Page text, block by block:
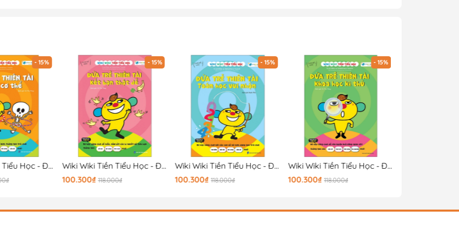
- 15%
Wiki Wiki Tiền Tiểu Học - Đứa Trẻ Thiên Tài - Bí Ẩn Cơ Thể
- 15%
Wiki Wiki Tiền Tiểu Học - Đứa Trẻ Thiên Tài - Kết Bạn Thật Dễ
100.300₫ 118.000₫
- 15%
Wiki Wiki Tiền Tiểu Học - Đứa Trẻ Thiên Tài - Toán Học Vui Nhộn
100.300₫ 118.000₫
- 15%
Wiki Wiki Tiền Tiểu Học - Đứa Trẻ Thiên Tài - Khoa Học Kỳ Thú
100.300₫ 118.000₫